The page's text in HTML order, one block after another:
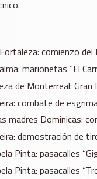
comienzo del
marionetas “El
de Monterreal: Gran
combate de
madres Dominicas:
demostración de
Pinta: pasacalles
Pinta: pasacalles